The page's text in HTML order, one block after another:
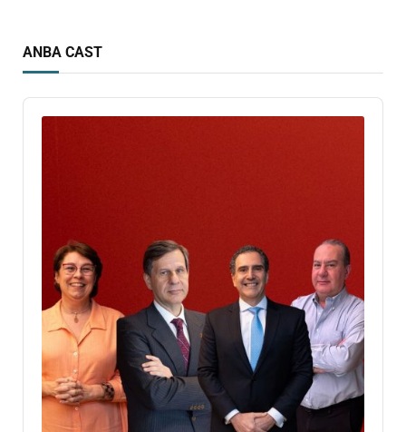
ANBA CAST
Audio
Player